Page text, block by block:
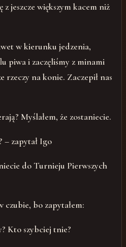
jeszcze większym kacem niż
w kierunku jedzenia,
piwa i zaczęliśmy z minami
rzeczy na konie. Zaczepił nas
Myślałem, że zostaniecie.
– zapytał Igo
do Turnieju Pierwszych
czubie, bo zapytałem:
Kto szybciej tnie?